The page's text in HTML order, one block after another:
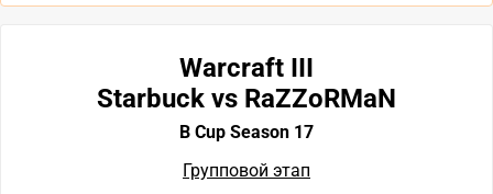
Warcraft III
Starbuck vs RaZZoRMaN
B Cup Season 17
Групповой этап